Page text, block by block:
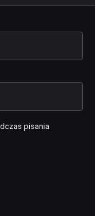
pisania